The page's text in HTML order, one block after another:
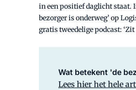
in een positief daglicht staat.
bezorger is onderweg’ op
gratis tweedelige podcast:
Wat betekent 'de
Lees hier het hele